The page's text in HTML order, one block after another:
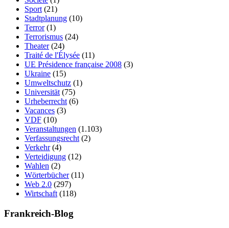
Sport (21)
Stadtplanung (10)
Terror(1)
Terrorismus (24)
Theater(24)
Traité de l'Élysée (11)
UE Présidence française 2008 (3)
Ukraine (15)
Umweltschutz (1)
Universität (75)
Urheberrecht (6)
Vacances (3)
VDF (10)
Veranstaltungen (1.103)
Verfassungsrecht (2)
Verkehr(4)
Verteidigung (12)
Wahlen (2)
Wörterbücher(11)
Web 2.0 (297)
Wirtschaft (118)
Frankreich-Blog